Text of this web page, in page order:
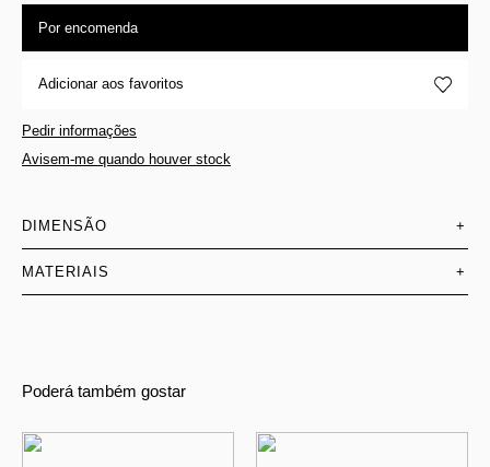
Por encomenda
Adicionar aos favoritos
Pedir informações
Avisem-me quando houver stock
DIMENSÃO +
MATERIAIS +
Poderá também gostar